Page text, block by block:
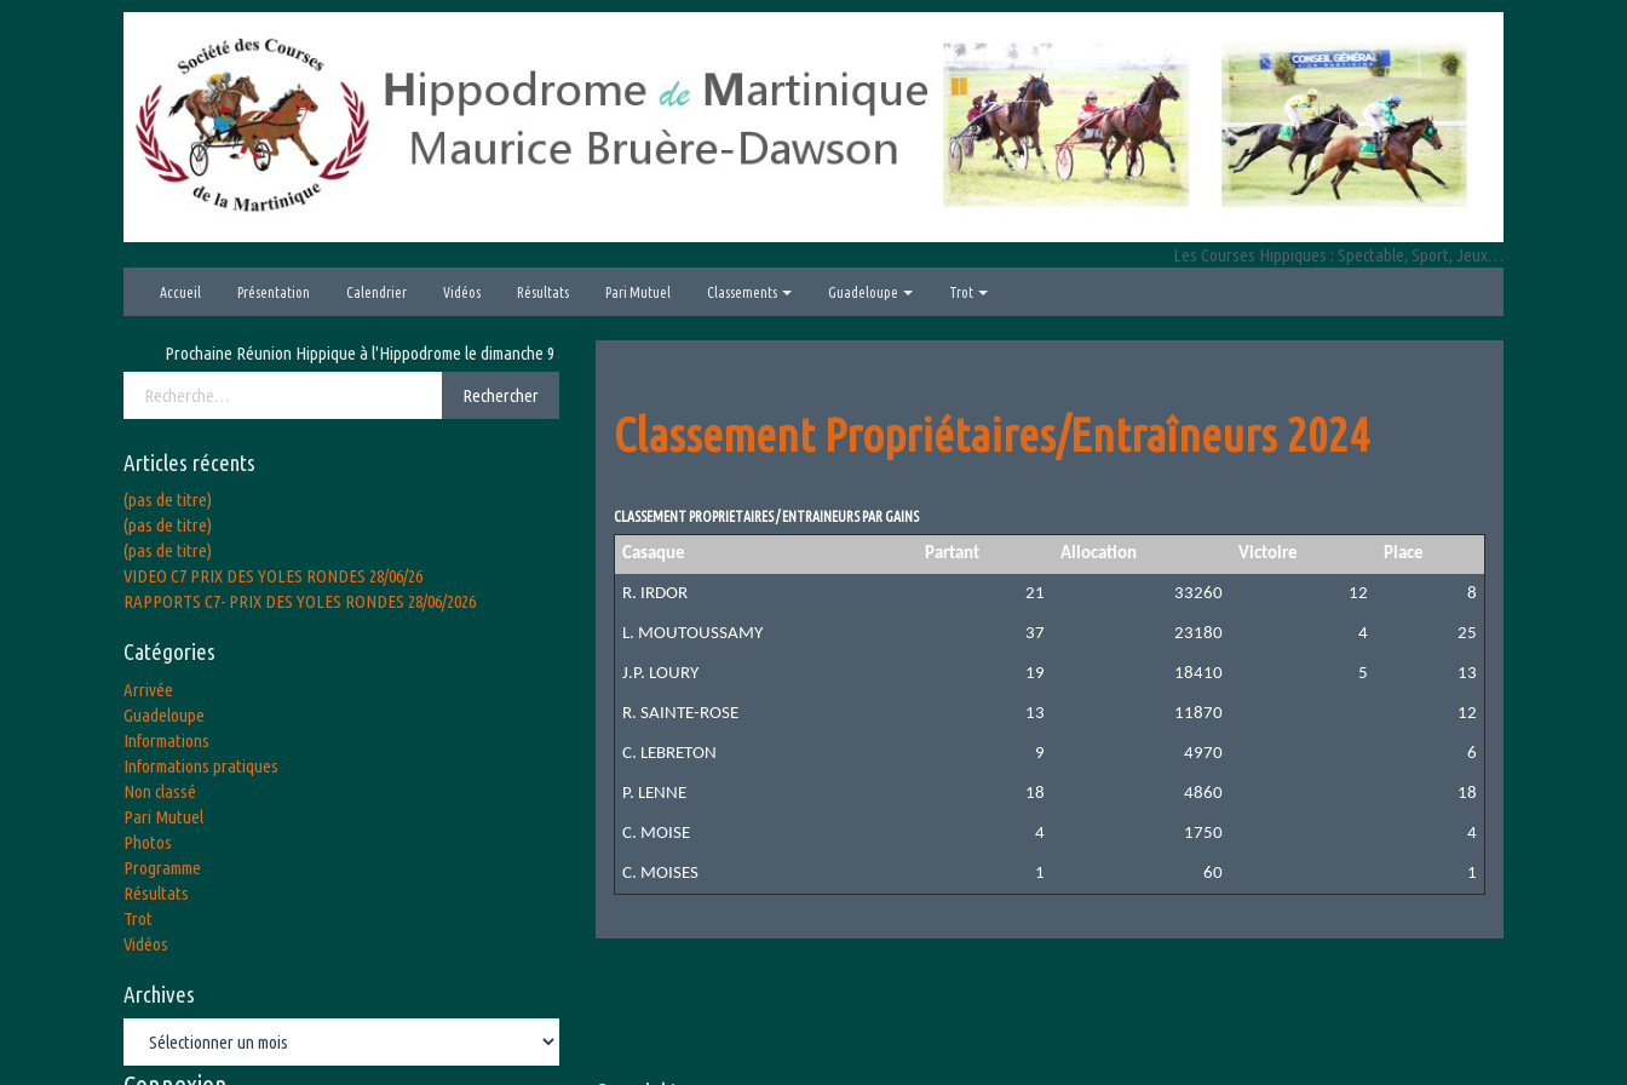
Les Courses Hippiques : Spectable, Sport, Jeux…
Accueil Présentation Calendrier Vidéos Résultats Pari Mutuel Classements Guadeloupe Trot
Classement Propriétaires/Entraîneurs 2024
CLASSEMENT PROPRIETAIRES / ENTRAINEURS PAR GAINS
Casaque Partant Allocation Victoire Place
R. IRDOR 21 33260 12 8
L. MOUTOUSSAMY 37 23180 4 25
J.P. LOURY 19 18410 5 13
R. SAINTE-ROSE 13 11870 12
C. LEBRETON 9 4970 6
P. LENNE 18 4860 18
C. MOISE 4 1750 4
C. MOISES 1 60 1
Prochaine Réunion Hippique à l'Hippodrome le dimanche 9 août 2026 avec le Grand Prix hippique de la Ville du Lamentin
Rechercher
Articles récents
(pas de titre)
(pas de titre)
(pas de titre)
VIDEO C7 PRIX DES YOLES RONDES 28/06/26
RAPPORTS C7- PRIX DES YOLES RONDES 28/06/2026
Catégories
Arrivée
Guadeloupe
Informations
Informations pratiques
Non classé
Pari Mutuel
Photos
Programme
Résultats
Trot
Vidéos
Archives